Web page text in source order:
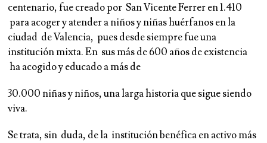
centenario, fue creado por San Vicente Ferrer en1.410
para acoger y atender a niños y niñas huérfanos en la
ciudad de Valencia, pues desde siempre fue una
institución mixta. En sus más de 600 años de existencia
ha acogido y educado a más de
30.000 niñasy niños, una larga historia que sigue siendo
viva.
Se trata, sin duda, de la institución benéfica en activo más